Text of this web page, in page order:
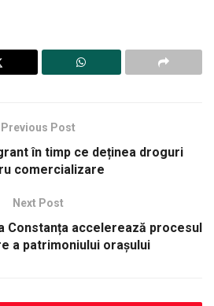
Previous Post
în timp ce deținea droguri
comercializare
Next Post
Constanța accelerează procesul
a patrimoniului orașului